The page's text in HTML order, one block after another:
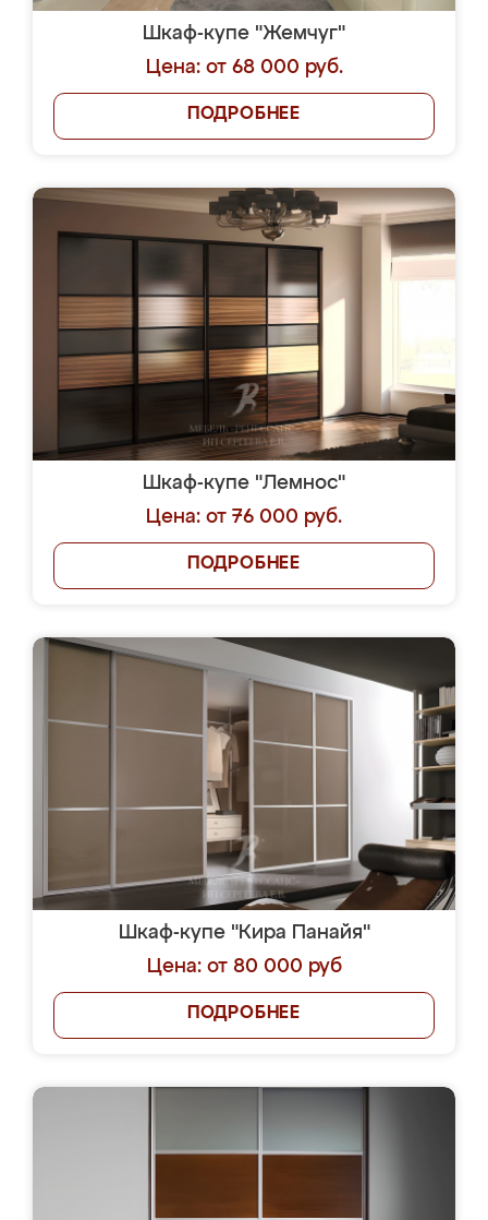
Шкаф-купе "Жемчуг"
Цена: от 68 000 руб.
ПОДРОБНЕЕ
Шкаф-купе "Лемнос"
Цена: от 76 000 руб.
ПОДРОБНЕЕ
Шкаф-купе "Кира Панайя"
Цена: от 80 000 руб
ПОДРОБНЕЕ